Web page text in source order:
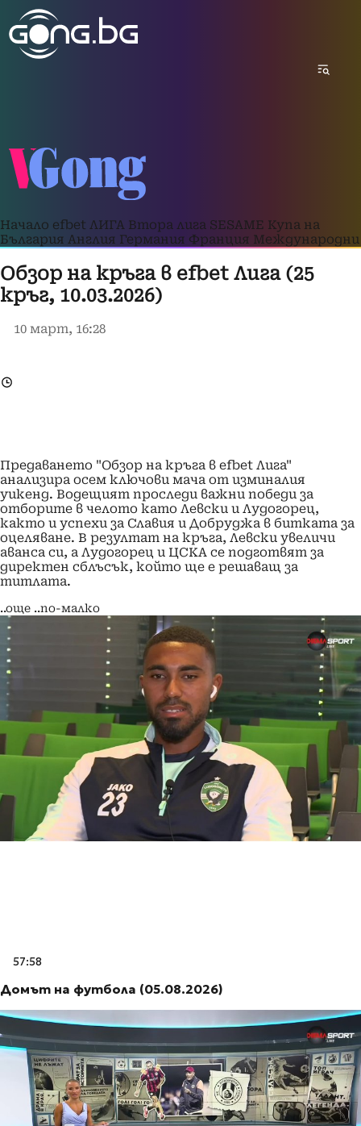
Начало efbet ЛИГА Втора лига SESAME Купа на
България Англия Германия Франция Международни
Обзор на кръга в efbet Лига (25
кръг, 10.03.2026)
10 март, 16:28
Предаването "Обзор на кръга в efbet Лига"
анализира осем ключови мача от изминалия
уикенд. Водещият проследи важни победи за
отборите в челото като Левски и Лудогорец,
както и успехи за Славия и Добруджа в битката за
оцеляване. В резултат на кръга, Левски увеличи
аванса си, а Лудогорец и ЦСКА се подготвят за
директен сблъсък, който ще е решаващ за
титлата.
..още ..по-малко
57:58
Домът на футбола (05.08.2026)